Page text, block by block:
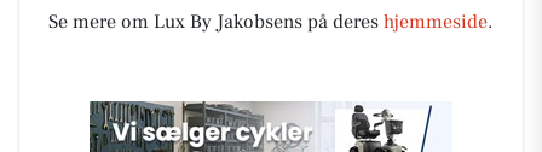
Se mere om Lux By Jakobsens på deres hjemmeside.